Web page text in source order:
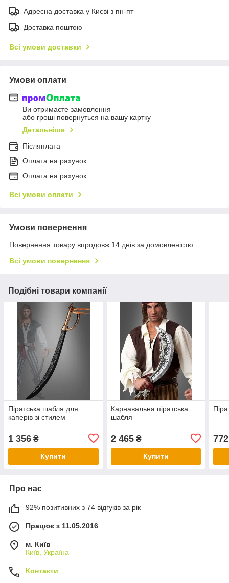
Адресна доставка у Києві з пн-пт
Доставка поштою
Всі умови доставки
Умови оплати
Ви отримаєте замовлення
або гроші повернуться на вашу картку
Детальніше
Післяплата
Оплата на рахунок
Оплата на рахунок
Всі умови оплати
Умови повернення
Повернення товару впродовж 14 днів за домовленістю
Всі умови повернення
Подібні товари компанії
Піратська шабля для
каперів зі стилем
1 356 ₴
Купити
Карнавальна піратська
шабля
2 465₴
Купити
772
Про нас
92% позитивних з 74 відгуків за рік
Працює з 11.05.2016
м. Київ
Київ, Україна
Контакти